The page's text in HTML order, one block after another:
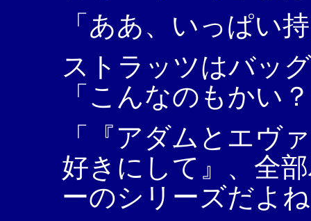
「ああ、いっぱい
ストラッツはバッ
「こんなのもかい
「『アダムとエヴ
好きにして』、全
ーのシリーズだよ